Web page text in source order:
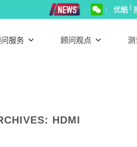
优酷|
服务 顾问观点 测
HDMI